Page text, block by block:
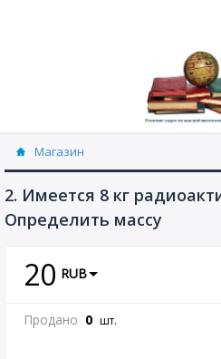
Магазин
Физика, химия (рассылаю
2. Имеется 8 кг
Определить массу
20 RUB
Продано 0 шт.